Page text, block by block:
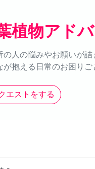
植物アド
の人の悩みやお願いが
が抱える日常のお困り
エストをする